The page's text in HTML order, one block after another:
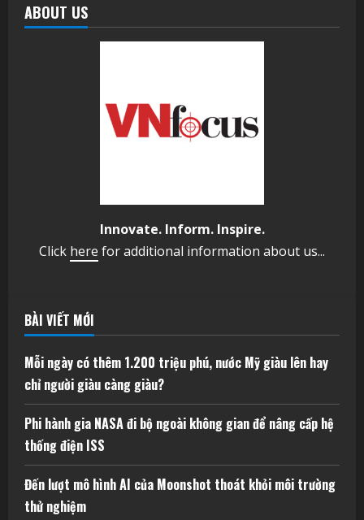
ABOUT US
Innovate. Inform. Inspire.
Click here for additional information about us...
BÀI VIẾT MỚI
Mỗi ngày có thêm 1.200 triệu phú, nước Mỹ giàu lên hay
chỉ người giàu càng giàu?
Phi hành gia NASA đi bộ ngoài không gian để nâng cấp hệ
thống điện ISS
Đến lượt mô hình AI của Moonshot thoát khỏi môi trường
thử nghiệm